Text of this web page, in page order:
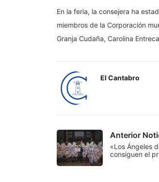
En la feria, la consejera ha
miembros de la Corporación
Granja Cudaña, Carolina
El Cantabro
Anterior
«Los Ángeles
consiguen el